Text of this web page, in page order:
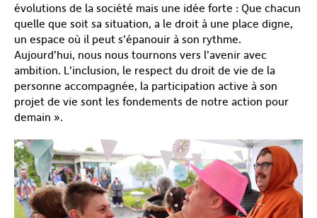
évolutions de la société mais une idée forte : Que chacun
quelle que soit sa situation, a le droit à une place digne,
un espace où il peut s’épanouir à son rythme.
Aujourd’hui, nous nous tournons vers l’avenir avec
ambition. L’inclusion, le respect du droit de vie de la
personne accompagnée, la participation active à son
projet de vie sont les fondements de notre action pour
demain ».